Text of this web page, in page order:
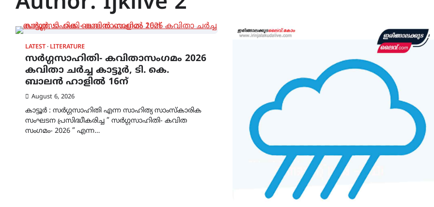
LATEST LITERATURE
സർഗ്ഗസാഹിതി- കവിതാസംഗമം 2026
കവിതാ ചർച്ച കാട്ടൂർ, ടി. കെ.
ബാലൻ ഹാളിൽ 16ന്
August 6, 2026
കാട്ടൂർ : സർഗ്ഗസാഹിതി എന്ന സാഹിത്യ സാംസ്കാരിക
സംഘടന പ്രസിദ്ധീകരിച്ച ” സർഗ്ഗസാഹിതി- കവിത
സംഗമം- 2026 ” എന്ന…